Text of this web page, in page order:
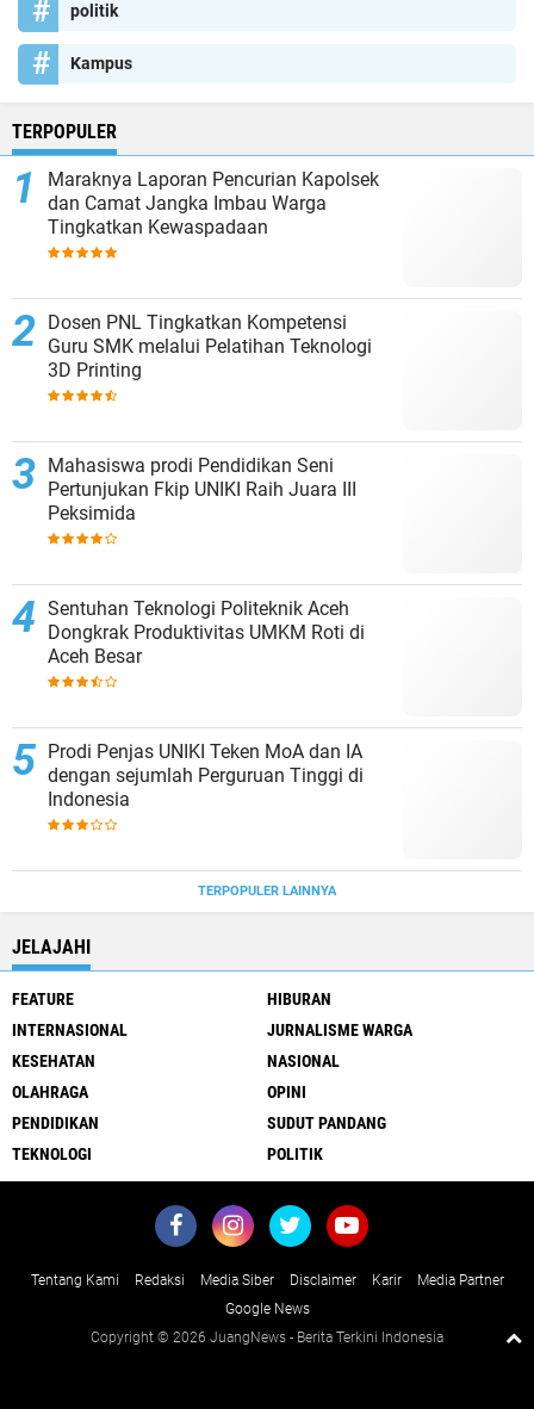
politik
Kampus
TERPOPULER
Maraknya Laporan Pencurian Kapolsek
dan Camat Jangka Imbau Warga
Tingkatkan Kewaspadaan
Dosen PNL Tingkatkan Kompetensi
Guru SMK melalui Pelatihan Teknologi
3D Printing
Mahasiswa prodi Pendidikan Seni
Pertunjukan Fkip UNIKI Raih Juara III
Peksimida
Sentuhan Teknologi Politeknik Aceh
Dongkrak Produktivitas UMKM Roti di
Aceh Besar
Prodi Penjas UNIKI Teken MoA dan IA
dengan sejumlah Perguruan Tinggi di
Indonesia
TERPOPULER LAINNYA
JELAJAHI
FEATURE
HIBURAN
INTERNASIONAL
JURNALISME WARGA
KESEHATAN
NASIONAL
OLAHRAGA
OPINI
PENDIDIKAN
SUDUT PANDANG
TEKNOLOGI
POLITIK
Tentang Kami Redaksi Media Siber Disclaimer Karir
Media Partner
Google News
Copyright © 2026 JuangNews - Berita Terkini Indonesia